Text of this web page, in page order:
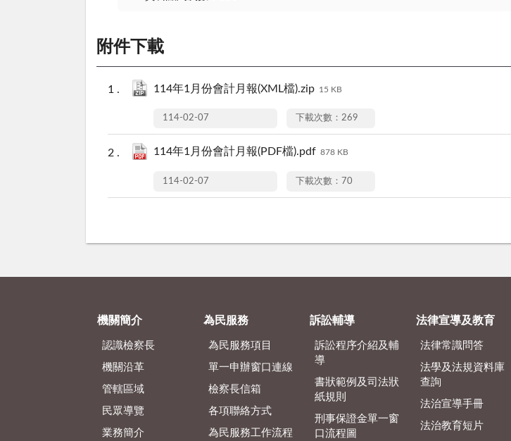
附件下載
114年1月份會計月報(XML檔).zip 15 KB
114-02-07 下載次數：269
114年1月份會計月報(PDF檔).pdf 878 KB
114-02-07 下載次數：70
機關簡介
認識檢察長
機關沿革
管轄區域
民眾導覽
業務簡介
為民服務
為民服務項目
單一申辦窗口連線
檢察長信箱
各項聯絡方式
為民服務工作流程
訴訟輔導
訴訟程序介紹及輔
導
書狀範例及司法狀
紙規則
刑事保證金單一窗
口流程圖
法律宣導及教育
法律常識問答
法學及法規資料庫
查詢
法治宣導手冊
法治教育短片